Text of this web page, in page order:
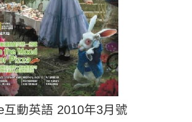
互動英語 2010年3月號